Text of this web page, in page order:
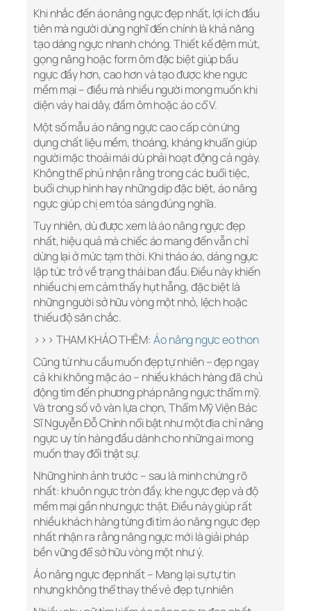
Khi nhắc đến áo nâng ngực đẹp nhất, lợi ích đầu
tiên mà người dùng nghĩ đến chính là khả năng
tạo dáng ngực nhanh chóng. Thiết kế đệm mút,
gọng nâng hoặc form ôm đặc biệt giúp bầu
ngực đầy hơn, cao hơn và tạo được khe ngực
mềm mại – điều mà nhiều người mong muốn khi
diện váy hai dây, đầm ôm hoặc áo cổ V.
Một số mẫu áo nâng ngực cao cấp còn ứng
dụng chất liệu mềm, thoáng, kháng khuẩn giúp
người mặc thoải mái dù phải hoạt động cả ngày.
Không thể phủ nhận rằng trong các buổi tiệc,
buổi chụp hình hay những dịp đặc biệt, áo nâng
ngực giúp chị em tỏa sáng đúng nghĩa.
Tuy nhiên, dù được xem là áo nâng ngực đẹp
nhất, hiệu quả mà chiếc áo mang đến vẫn chỉ
dừng lại ở mức tạm thời. Khi tháo áo, dáng ngực
lập tức trở về trạng thái ban đầu. Điều này khiến
nhiều chị em cảm thấy hụt hẫng, đặc biệt là
những người sở hữu vòng một nhỏ, lệch hoặc
thiếu độ săn chắc.
>>> THAM KHẢO THÊM: Áo nâng ngực eo thon
Cũng từ nhu cầu muốn đẹp tự nhiên – đẹp ngay
cả khi không mặc áo – nhiều khách hàng đã chủ
động tìm đến phương pháp nâng ngực thẩm mỹ.
Và trong số vô vàn lựa chọn, Thẩm Mỹ Viện Bác
Sĩ Nguyễn Đỗ Chỉnh nổi bật như một địa chỉ nâng
ngực uy tín hàng đầu dành cho những ai mong
muốn thay đổi thật sự.
Những hình ảnh trước – sau là minh chứng rõ
nhất: khuôn ngực tròn đầy, khe ngực đẹp và độ
mềm mại gần như ngực thật. Điều này giúp rất
nhiều khách hàng từng đi tìm áo nâng ngực đẹp
nhất nhận ra rằng nâng ngực mới là giải pháp
bền vững để sở hữu vòng một như ý.
Áo nâng ngực đẹp nhất – Mang lại sự tự tin
nhưng không thể thay thế vẻ đẹp tự nhiên